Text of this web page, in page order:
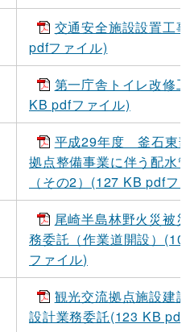
交通安全施設設置工
pdfファイル)
第一庁舎トイレ改修
KB pdfファイル)
平成29年度 釜石東
拠点整備事業に伴う配水
（その2）(127 KB pdfフ
尾崎半島林野火災被
務委託（作業道開設）
ファイル)
観光交流拠点施設建
設計業務委託(123 KB